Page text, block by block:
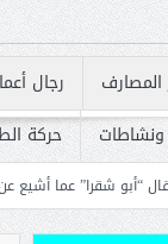
المصارف رجال
ونشاطات حركة
عن ضريبة جديدة على